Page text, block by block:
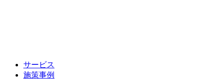
サービス
施策事例